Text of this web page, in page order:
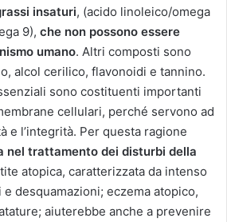
insaturi, (acido linoleico/omega
9), che non possono essere
umano. Altri composti sono
alcol cerilico, flavonoidi e tannino.
sono costituenti importanti
cellulari, perché servono ad
e l’integrità. Per questa ragione
nel trattamento dei disturbi della
atopica, caratterizzata da intenso
desquamazioni; eczema atopico,
aiuterebbe anche a prevenire